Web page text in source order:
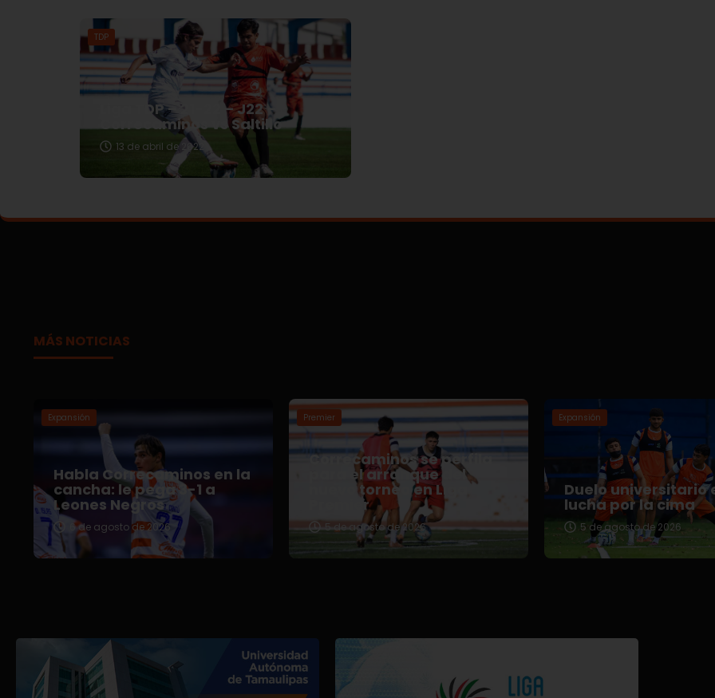
TDP
Liga TDP – 21-22 – J22 –
Correcaminos vs Saltillo
13 de abril de 2022
MÁS NOTICIAS
Expansión
Habla Correcaminos en la
cancha: le pega 3-1 a
Leones Negros
6 de agosto de 2026
Premier
Correcaminos se perfila
para el arranque del
nuevo torneo en Liga
Premier
5 de agosto de 2026
Expansión
Duelo universitario
lucha por la cima
5 de agosto de 2026